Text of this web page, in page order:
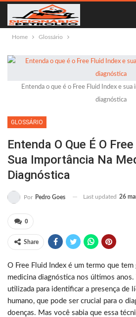
Home Glossário
Entenda o que é o Free Fluid Index e sua
diagnóstica
GLOSSÁRIO
Entenda O Que É O
Sua Importância Na
Diagnóstica
Por Pedro Goes Last updated 26
0
Share
O Free Fluid Index é um termo que tem
medicina diagnóstica nos últimos anos.
utilizada para identificar a presença de
humano, que pode ser crucial para o
doenças. Mas você sabia que essa